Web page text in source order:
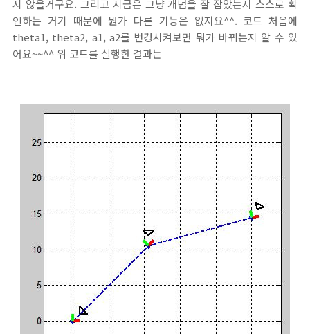
지 않을거구요. 그리고 지금은 그냥 개념을 잘 잡았는지 스스로 확
인하는 거기 때문에 뭔가 다른 기능은 없지요^^. 코드 처음에
theta1, theta2, a1, a2를 변경시켜보면 뭐가 바뀌는지 알 수 있
어요~~^^ 위 코드를 실행한 결과는